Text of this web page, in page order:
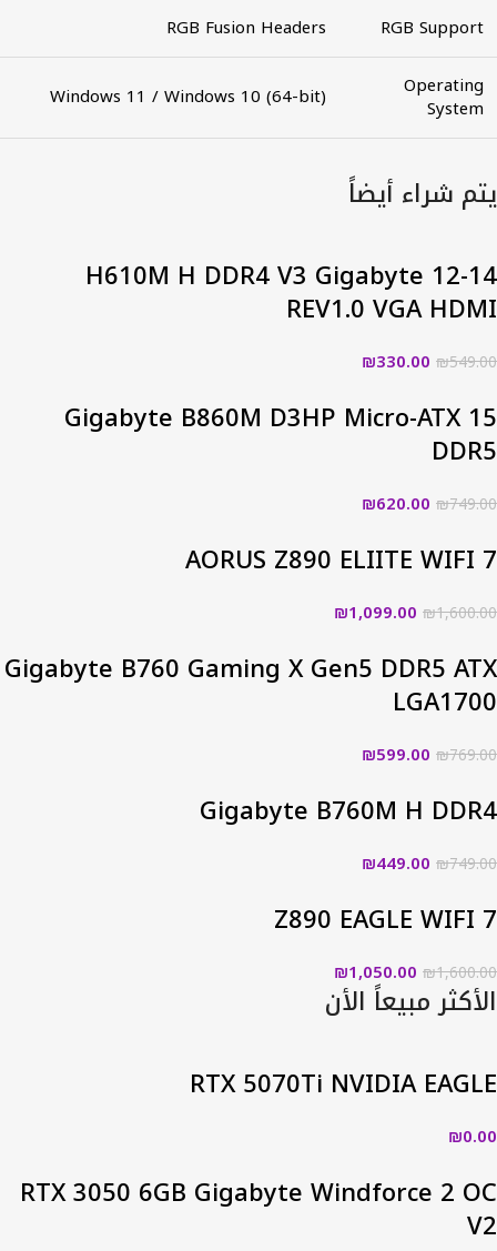
RGB Support
RGB Fusion Headers
Operating
System
Windows 11 / Windows 10 (64-bit)
يتم شراء أيضاً
12-14 H610M H DDR4 V3 Gigabyte
REV1.0 VGA HDMI
₪549.00
₪330.00
15 Gigabyte B860M D3HP Micro-ATX
DDR5
₪749.00
₪620.00
AORUS Z890 ELIITE WIFI 7
₪1,600.00
₪1,099.00
Gigabyte B760 Gaming X Gen5 DDR5 ATX
LGA1700
₪769.00
₪599.00
Gigabyte B760M H DDR4
₪749.00
₪449.00
Z890 EAGLE WIFI 7
₪1,600.00
₪1,050.00
الأكثر مبيعاً الأن
RTX 5070Ti NVIDIA EAGLE
₪0.00
RTX 3050 6GB Gigabyte Windforce 2 OC
V2